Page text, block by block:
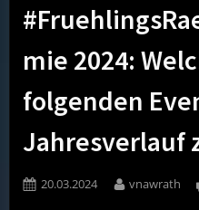
mie 2024:
folgenden
Jahresverlauf
Posted
20.03.2024 By
vnawrath